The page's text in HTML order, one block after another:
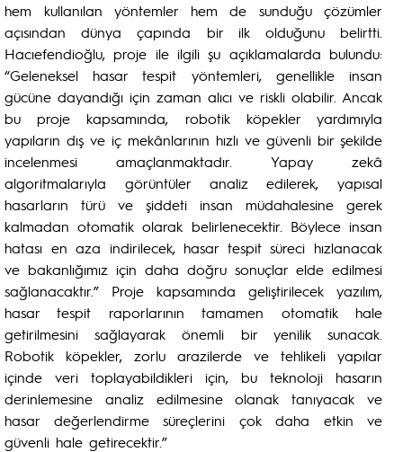
hem kullanılan yöntemler hem de sunduğu çözümler
açısından dünya çapında bir ilk olduğunu belirtti.
Hacıefendioğlu, proje ile ilgili şu açıklamalarda bulundu:
“Geleneksel hasar tespit yöntemleri, genellikle insan
gücüne dayandığı için zaman alıcı ve riskli olabilir. Ancak
bu proje kapsamında, robotik köpekler yardımıyla
yapıların dış ve iç mekânlarının hızlı ve güvenli bir şekilde
incelenmesi amaçlanmaktadır. Yapay zekâ
algoritmalarıyla görüntüler analiz edilerek, yapısal
hasarların türü ve şiddeti insan müdahalesine gerek
kalmadan otomatik olarak belirlenecektir. Böylece insan
hatası en aza indirilecek, hasar tespit süreci hızlanacak
ve bakanlığımız için daha doğru sonuçlar elde edilmesi
sağlanacaktır.” Proje kapsamında geliştirilecek yazılım,
hasar tespit raporlarının tamamen otomatik hale
getirilmesini sağlayarak önemli bir yenilik sunacak.
Robotik köpekler, zorlu arazilerde ve tehlikeli yapılar
içinde veri toplayabildikleri için, bu teknoloji hasarın
derinlemesine analiz edilmesine olanak tanıyacak ve
hasar değerlendirme süreçlerini çok daha etkin ve
güvenli hale getirecektir.”